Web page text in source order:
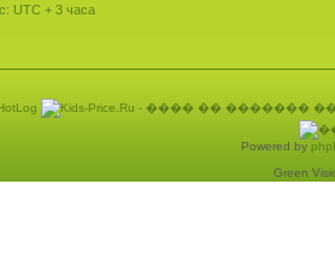
UTC + 3 часа
Powered by
Green